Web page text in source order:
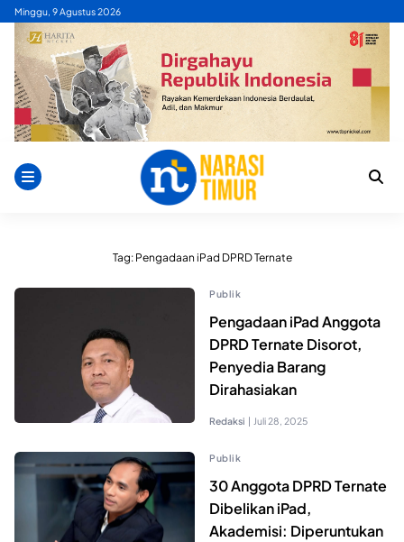
Skip
content
Minggu, 9 Agustus 2026
Tag: Pengadaan iPad DPRD Ternate
Publik
Pengadaan iPad Anggota
DPRD Ternate Disorot,
Penyedia Barang
Dirahasiakan
Redaksi | Juli 28, 2025
Publik
30 Anggota DPRD Ternate
Dibelikan iPad,
Akademisi: Diperuntukan